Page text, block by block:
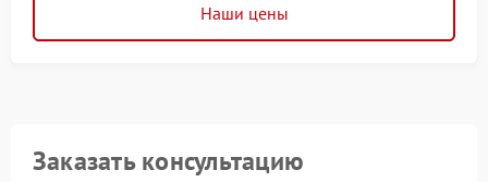
Наши цены
Заказать консультацию